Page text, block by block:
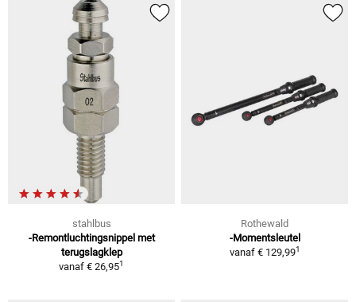
stahlbus
-Remontluchtingsnippel met
terugslagklep
vanaf € 26,951
Rothewald
-Momentsleutel
vanaf € 129,991